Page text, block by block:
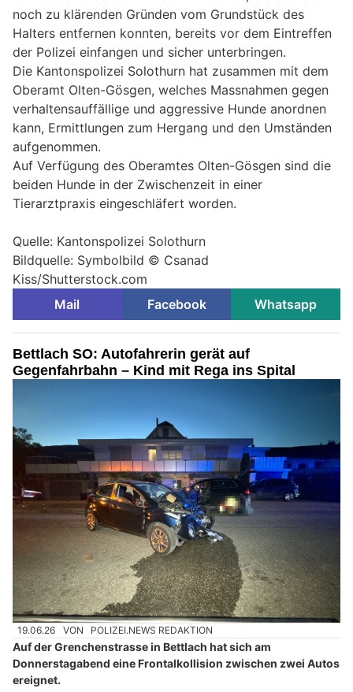
noch zu klärenden Gründen vom Grundstück des
Halters entfernen konnten, bereits vor dem Eintreffen
der Polizei einfangen und sicher unterbringen.
Die Kantonspolizei Solothurn hat zusammen mit dem
Oberamt Olten-Gösgen, welches Massnahmen gegen
verhaltensauffällige und aggressive Hunde anordnen
kann, Ermittlungen zum Hergang und den Umständen
aufgenommen.
Auf Verfügung des Oberamtes Olten-Gösgen sind die
beiden Hunde in der Zwischenzeit in einer
Tierarztpraxis eingeschläfert worden.
Quelle: Kantonspolizei Solothurn
Bildquelle: Symbolbild © Csanad
Kiss/Shutterstock.com
Mail
Facebook Whatsapp
Bettlach SO: Autofahrerin gerät auf
Gegenfahrbahn – Kind mit Rega ins Spital
19.06.26 VON POLIZEI.NEWS REDAKTION
Auf der Grenchenstrasse in Bettlach hat sich am
Donnerstagabend eine Frontalkollision zwischen zwei Autos
ereignet.